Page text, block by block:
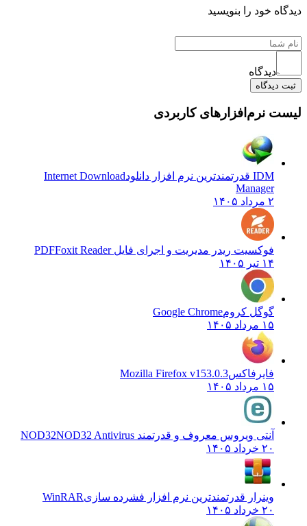
دیدگاه خود را بنویسید
دیدگاه
ثبت دیدگاه
لیست نرم‌افزارهای کاربردی
IDM قدرتمندترین نرم افزار دانلود
Internet Download
Manager
۲ مرداد ۱۴۰۵
فوکسیت ریدر مدیریت و اجرای فایل PDFFoxit Reader
۱۴ تیر ۱۴۰۵
گوگل کرومGoogle Chrome
۱۵ مرداد ۱۴۰۵
فایرفاکسMozilla Firefox v153.0.3
۱۵ مرداد ۱۴۰۵
آنتی ویروس معروف و قدرتمند NOD32 NOD32 Antivirus
۲۰ خرداد ۱۴۰۵
وینرار قدرتمندترین نرم افزار فشرده سازیWinRAR
۲۰ خرداد ۱۴۰۵